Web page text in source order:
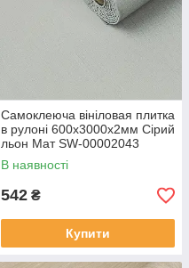
Самоклеюча вініловая плитка
в рулоні 600х3000х2мм Сірий
льон Мат SW-00002043
В наявності
542 ₴
Купити